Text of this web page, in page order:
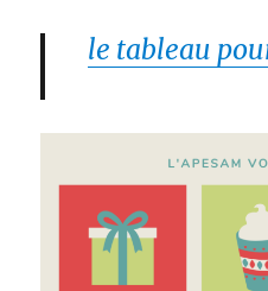
le tableau